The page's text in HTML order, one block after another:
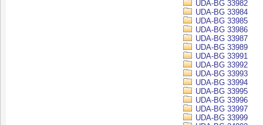
UDA-BG 33982
UDA-BG 33984
UDA-BG 33985
UDA-BG 33986
UDA-BG 33987
UDA-BG 33989
UDA-BG 33991
UDA-BG 33992
UDA-BG 33993
UDA-BG 33994
UDA-BG 33995
UDA-BG 33996
UDA-BG 33997
UDA-BG 33999